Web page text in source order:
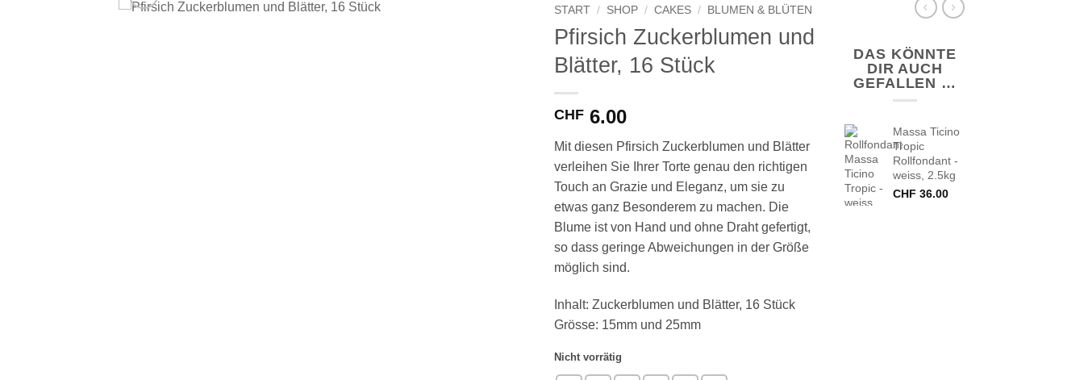
START / SHOP / CAKES / BLUMEN & BLÜTEN
Pfirsich Zuckerblumen und
Blätter, 16 Stück
CHF 6.00
Mit diesen Pfirsich Zuckerblumen und Blätter
verleihen Sie Ihrer Torte genau den richtigen
Touch an Grazie und Eleganz, um sie zu
etwas ganz Besonderem zu machen. Die
Blume ist von Hand und ohne Draht gefertigt,
so dass geringe Abweichungen in der Größe
möglich sind.
Inhalt: Zuckerblumen und Blätter, 16 Stück
Grösse: 15mm und 25mm
Nicht vorrätig
DAS KÖNNTE
DIR AUCH
GEFALLEN …
Massa Ticino
Tropic
Rollfondant -
weiss, 2.5kg
CHF 36.00